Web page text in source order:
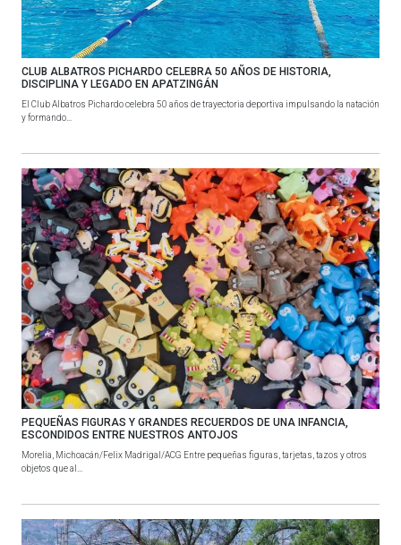
CLUB ALBATROS PICHARDO CELEBRA 50 AÑOS DE HISTORIA,
DISCIPLINA Y LEGADO EN APATZINGÁN
El Club Albatros Pichardo celebra 50 años de trayectoria deportiva impulsando la natación
y formando...
PEQUEÑAS FIGURAS Y GRANDES RECUERDOS DE UNA INFANCIA,
ESCONDIDOS ENTRE NUESTROS ANTOJOS
Morelia, Michoacán/Felix Madrigal/ACG Entre pequeñas figuras, tarjetas, tazos y otros
objetos que al...